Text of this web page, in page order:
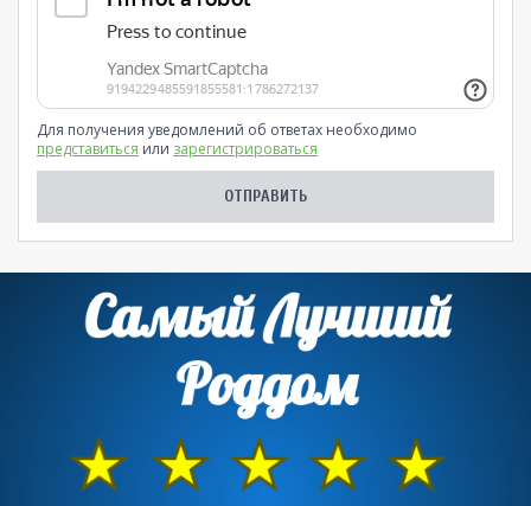
Для получения уведомлений об ответах необходимо
представиться или зарегистрироваться